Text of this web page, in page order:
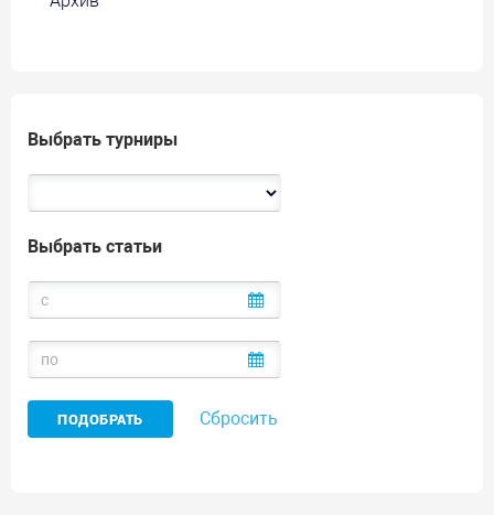
Выбрать турниры
Выбрать статьи
Сбросить